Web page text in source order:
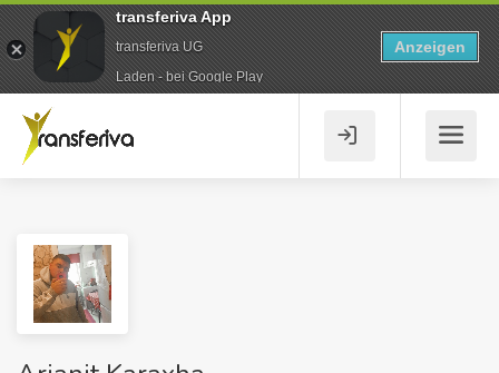
transferiva App
transferiva UG
Laden - bei Google Play
Anzeigen